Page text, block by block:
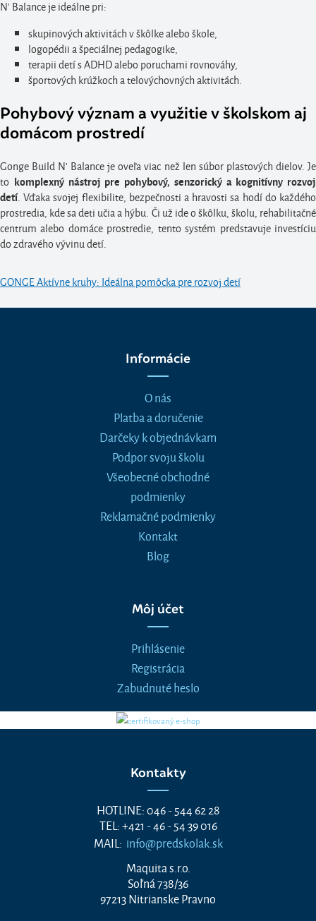
N' Balance je ideálne pri:
skupinových aktivitách v škôlke alebo škole,
logopédii a špeciálnej pedagogike,
terapii detí s ADHD alebo poruchami rovnováhy,
športových krúžkoch a telovýchovných aktivitách.
Pohybový význam a využitie v školskom aj
domácom prostredí
Gonge Build N' Balance je oveľa viac než len súbor plastových dielov. Je
to komplexný nástroj pre pohybový, senzorický a kognitívny rozvoj
detí. Vďaka svojej flexibilite, bezpečnosti a hravosti sa hodí do každého
prostredia, kde sa deti učia a hýbu. Či už ide o škôlku, školu, rehabilitačné
centrum alebo domáce prostredie, tento systém predstavuje investíciu
do zdravého vývinu detí.
GONGE Aktívne kruhy: Ideálna pomôcka pre rozvoj detí
Informácie
O nás
Platba a doručenie
Darčeky k objednávkam
Podpor svoju školu
Všeobecné obchodné
podmienky
Reklamačné podmienky
Kontakt
Blog
Môj účet
Prihlásenie
Registrácia
Zabudnuté heslo
Kontakty
HOTLINE: 046 - 544 62 28
TEL: +421 - 46 - 54 39 016
MAIL: info@predskolak.sk
Maquita s.r.o.
Soľná 738/36
97213 Nitrianske Pravno